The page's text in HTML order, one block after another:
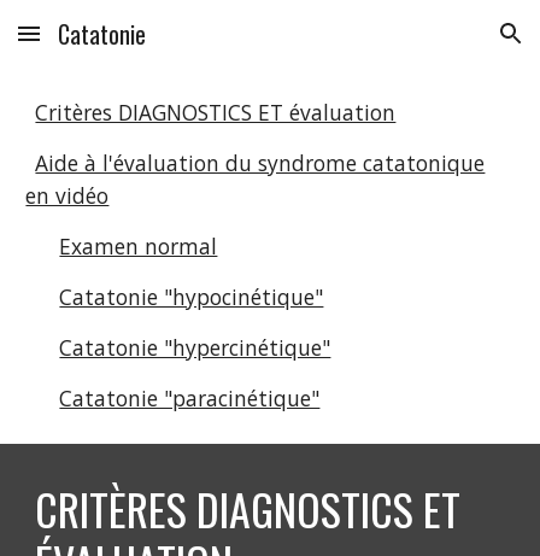
Skip to main content Skip to navigation
Catatonie
Critères DIAGNOSTICS ET évaluation
Aide à l'évaluation du syndrome catatonique
en vidéo
Examen normal
Catatonie "hypocinétique"
Catatonie "hypercinétique"
Catatonie "paracinétique"
CRITÈRES DIAGNOSTICS ET